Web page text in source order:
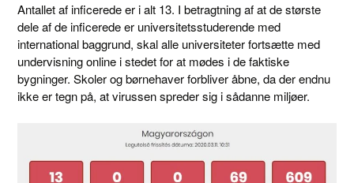
Antallet af inficerede er i alt 13. I betragtning af at de største
dele af de inficerede er universitetsstuderende med
international baggrund, skal alle universiteter fortsætte med
undervisning online i stedet for at mødes i de faktiske
bygninger. Skoler og børnehaver forbliver åbne, da der endnu
ikke er tegn på, at virussen spreder sig i sådanne miljøer.